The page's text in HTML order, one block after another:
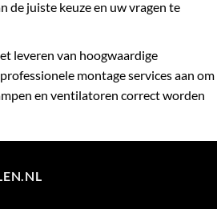
de juiste keuze en uw vragen te
leveren van hoogwaardige
montage services aan om
en ventilatoren correct worden